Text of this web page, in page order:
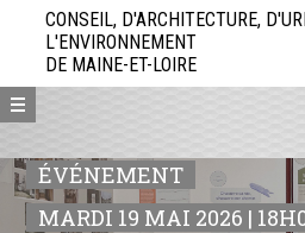
directement
contenu
CONSEIL, D'ARCHITECTURE,
L'ENVIRONNEMENT
DE MAINE-ET-LOIRE
ÉVÉNEMENT
MARDI 19 MAI 2026 |